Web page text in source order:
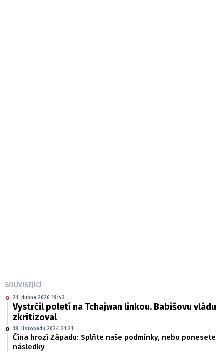
SOUVISEJÍCÍ
21. dubna 2026 19:43
Vystrčil poletí na Tchajwan linkou. Babišovu vládu
zkritizoval
18. listopadu 2024 21:21
Čína hrozí Západu: Splňte naše podmínky, nebo ponesete
následky